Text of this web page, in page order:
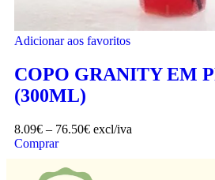
Adicionar aos favoritos
COPO GRANITY EM
(300ML)
8.09€ – 76.50€ excl/iva
Comprar